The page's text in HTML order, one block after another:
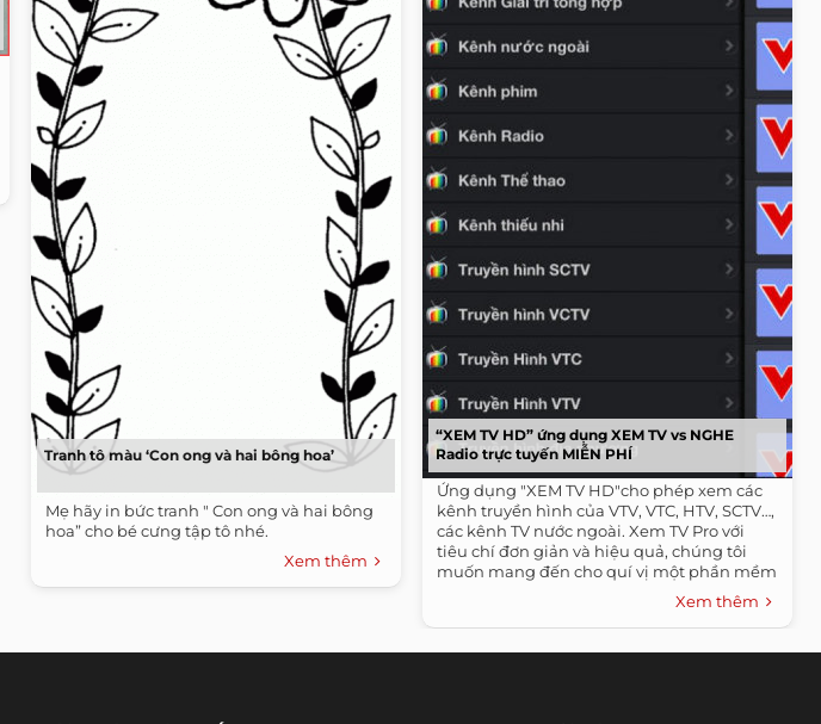
Tranh tô màu ‘Con ong và hai bông hoa’
Mẹ hãy in bức tranh " Con ong và hai bông
hoa” cho bé cưng tập tô nhé.
Xem thêm
“XEM TV HD” ứng dụng XEM TV vs NGHE
Radio trực tuyến MIỄN PHÍ
Ứng dụng "XEM TV HD"cho phép xem các
kênh truyền hình của VTV, VTC, HTV, SCTV…,
các kênh TV nước ngoài. Xem TV Pro với
tiêu chí đơn giản và hiệu quả, chúng tôi
muốn mang đến cho quí vị một phần mềm
Xem thêm